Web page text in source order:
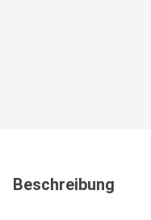
Beschreibung